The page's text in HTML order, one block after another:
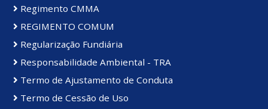
Regimento CMMA
REGIMENTO COMUM
Regularização Fundiária
Responsabilidade Ambiental - TRA
Termo de Ajustamento de Conduta
Termo de Cessão de Uso